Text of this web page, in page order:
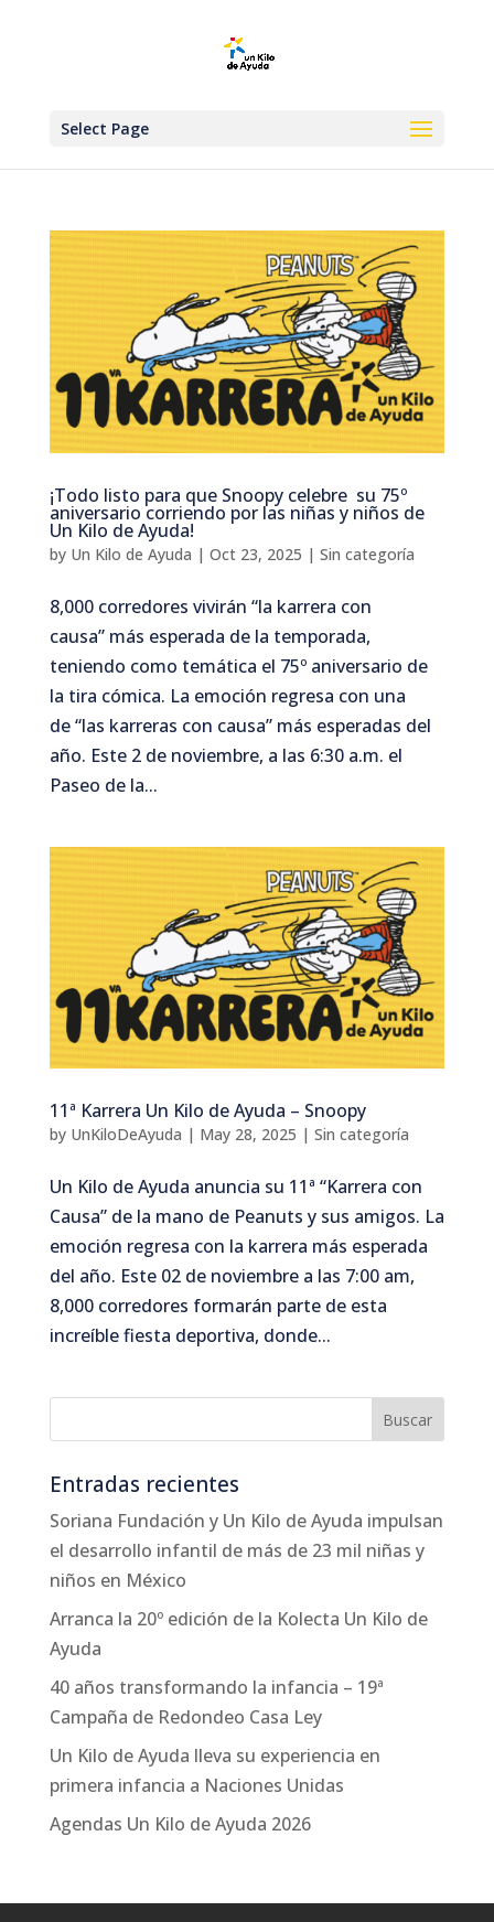
Select Page
¡Todo listo para que Snoopy celebre su 75º
aniversario corriendo por las niñas y niños de
Un Kilo de Ayuda!
by Un Kilo de Ayuda | Oct 23, 2025 | Sin categoría
8,000 corredores vivirán “la karrera con
causa” más esperada de la temporada,
teniendo como temática el 75º aniversario de
la tira cómica. La emoción regresa con una
de “las karreras con causa” más esperadas del
año. Este 2 de noviembre, a las 6:30 a.m. el
Paseo de la...
11ª Karrera Un Kilo de Ayuda – Snoopy
by UnKiloDeAyuda | May 28, 2025 | Sin categoría
Un Kilo de Ayuda anuncia su 11ª “Karrera con
Causa” de la mano de Peanuts y sus amigos. La
emoción regresa con la karrera más esperada
del año. Este 02 de noviembre a las 7:00 am,
8,000 corredores formarán parte de esta
increíble fiesta deportiva, donde...
Entradas recientes
Soriana Fundación y Un Kilo de Ayuda impulsan
el desarrollo infantil de más de 23 mil niñas y
niños en México
Arranca la 20º edición de la Kolecta Un Kilo de
Ayuda
40 años transformando la infancia – 19ª
Campaña de Redondeo Casa Ley
Un Kilo de Ayuda lleva su experiencia en
primera infancia a Naciones Unidas
Agendas Un Kilo de Ayuda 2026